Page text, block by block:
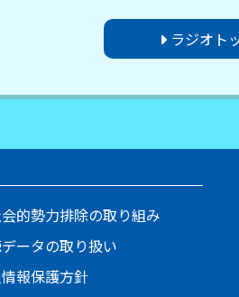
ラジオト
的勢力排除の取り組み
ータの取り扱い
報保護方針